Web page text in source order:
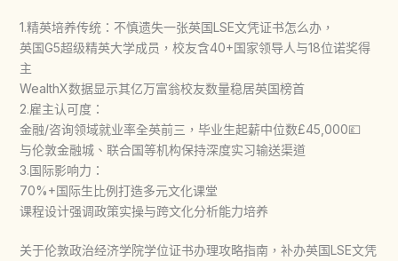
1.精英培养传统：不慎遗失一张英国LSE文凭证书怎么办，
英国G5超级精英大学成员，校友含40+国家领导人与18位诺奖得
主
WealthX数据显示其亿万富翁校友数量稳居英国榜首
2.雇主认可度：
金融/咨询领域就业率全英前三，毕业生起薪中位数£45,000💷
与伦敦金融城、联合国等机构保持深度实习输送渠道
3.国际影响力：
70%+国际生比例打造多元文化课堂
课程设计强调政策实操与跨文化分析能力培养
关于伦敦政治经济学院学位证书办理攻略指南，补办英国LSE文凭